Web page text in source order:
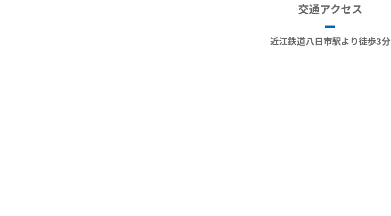
交通アクセス
近江鉄道八日市駅より徒歩3分